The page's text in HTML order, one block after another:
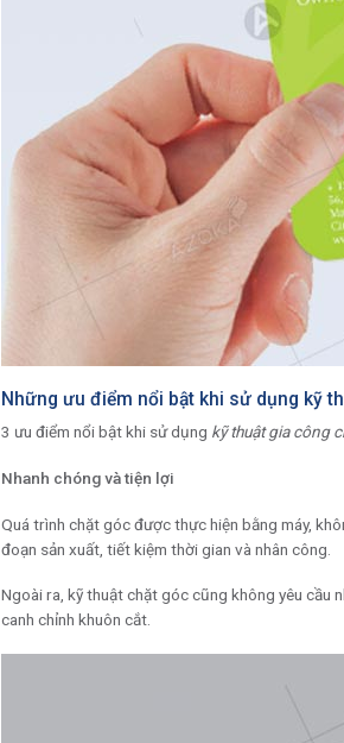
Những ưu điểm nổi bật khi sử dụng kỹ
3 ưu điểm nổi bật khi sử dụng kỹ thuật gia công
Nhanh chóng và tiện lợi
Quá trình chặt góc được thực hiện bằng máy,
đoạn sản xuất, tiết kiệm thời gian và nhân công.
Ngoài ra, kỹ thuật chặt góc cũng không yêu cầu
canh chỉnh khuôn cắt.